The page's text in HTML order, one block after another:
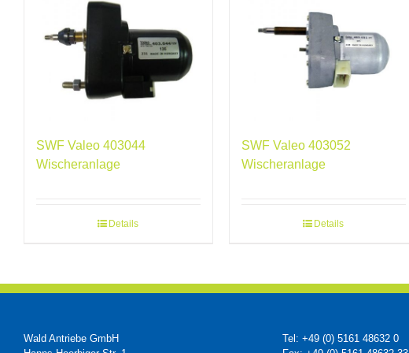
SWF Valeo 403044
Wischeranlage
Details
SWF Valeo 403052
Wischeranlage
Details
Wald Antriebe GmbH
Tel: +49 (0) 5161 48632 0